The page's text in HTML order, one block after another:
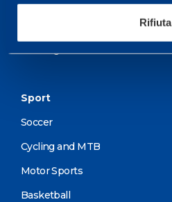
Rifiuta
Sport
Soccer
Cycling and MTB
Motor Sports
Basketball